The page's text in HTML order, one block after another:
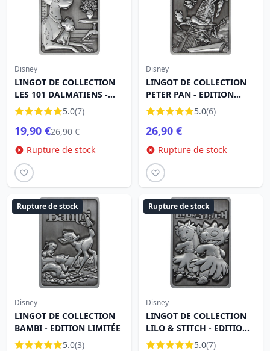
Disney
LINGOT DE COLLECTION
LES 101 DALMATIENS -
EDITION LIMITÉE
5.0(7)
19,90 €26,90 €
Rupture de stock
Disney
LINGOT DE COLLECTION
PETER PAN - EDITION
LIMITÉE
5.0(6)
26,90 €
Rupture de stock
Rupture de stock
Disney
LINGOT DE COLLECTION
BAMBI - EDITION LIMITÉE
5.0(3)
Rupture de stock
Disney
LINGOT DE COLLECTION
LILO & STITCH - EDITION
LIMITÉE
5.0(7)